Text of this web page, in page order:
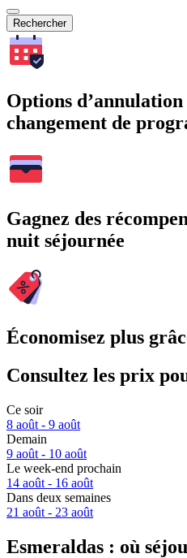
Rechercher
Options
changement de
Gagnez des
nuit séjournée
Économisez plus
Consultez les prix
Ce soir
8 août - 9 août
Demain
9 août - 10 août
Le week-end prochain
14 août - 16 août
Dans deux semaines
21 août - 23 août
Esmeraldas : où